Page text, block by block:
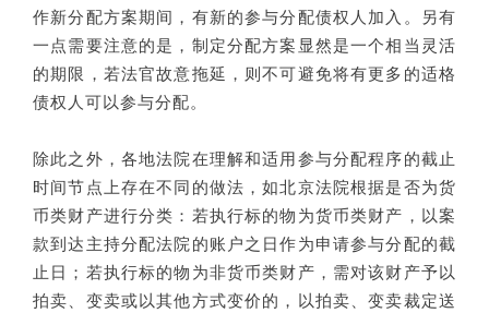
作新分配方案期间，有新的参与分配债权人加入。另有
一点需要注意的是，制定分配方案显然是一个相当灵活
的期限，若法官故意拖延，则不可避免将有更多的适格
债权人可以参与分配。
除此之外，各地法院在理解和适用参与分配程序的截止
时间节点上存在不同的做法，如北京法院根据是否为货
币类财产进行分类：若执行标的物为货币类财产，以案
款到达主持分配法院的账户之日作为申请参与分配的截
止日；若执行标的物为非货币类财产，需对该财产予以
拍卖、变卖或以其他方式变价的，以拍卖、变卖裁定送